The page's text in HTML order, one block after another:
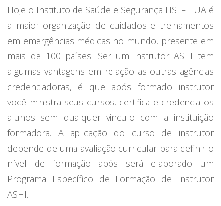
Hoje o Instituto de Saúde e Segurança HSI – EUA é
a maior organização de cuidados e treinamentos
em emergências médicas no mundo, presente em
mais de 100 países. Ser um instrutor ASHI tem
algumas vantagens em relação as outras agências
credenciadoras, é que após formado instrutor
você ministra seus cursos, certifica e credencia os
alunos sem qualquer vinculo com a instituição
formadora. A aplicação do curso de instrutor
depende de uma avaliação curricular para definir o
nível de formação após será elaborado um
Programa Específico de Formação de Instrutor
ASHI.